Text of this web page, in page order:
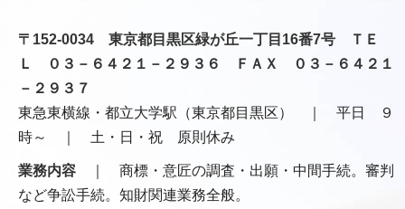
〒152-0034 東京都目黒区緑が丘一丁目16番7号 ＴＥ
Ｌ ０３－６４２１－２９３６ ＦＡＸ ０３－６４２１
－２９３７
東急東横線・都立大学駅（東京都目黒区） ｜ 平日 ９
時～ ｜ 土・日・祝 原則休み
業務内容 ｜ 商標・意匠の調査・出願・中間手続。審判
など争訟手続。知財関連業務全般。